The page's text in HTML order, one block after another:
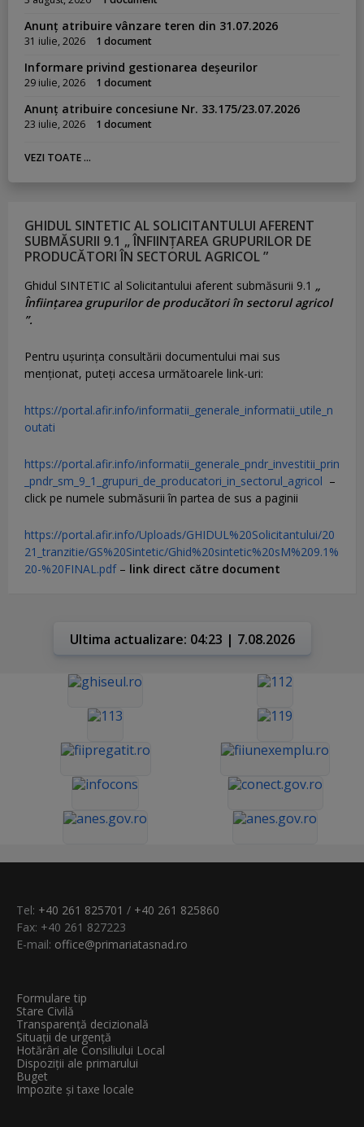
Anunț atribuire vânzare teren din 31.07.2026
31 iulie, 2026 1 document
Informare privind gestionarea deșeurilor
29 iulie, 2026 1 document
Anunț atribuire concesiune Nr. 33.175/23.07.2026
23 iulie, 2026 1 document
VEZI TOATE ...
GHIDUL SINTETIC AL SOLICITANTULUI AFERENT
SUBMĂSURII 9.1 „ ÎNFIINȚAREA GRUPURILOR DE
PRODUCĂTORI ÎN SECTORUL AGRICOL ”
Ghidul SINTETIC al Solicitantului aferent submăsurii 9.1 „
Înființarea grupurilor de producători în sectorul agricol
”.
Pentru uşurinţa consultării documentului mai sus
menţionat, puteţi accesa următoarele link-uri:
https://portal.afir.info/informatii_generale_informatii_utile_n
outati
https://portal.afir.info/informatii_generale_pndr_investitii_prin
_pndr_sm_9_1_grupuri_de_producatori_in_sectorul_agricol –
click pe numele submăsurii în partea de sus a paginii
https://portal.afir.info/Uploads/GHIDUL%20Solicitantului/20
21_tranzitie/GS%20Sintetic/Ghid%20sintetic%20sM%209.1%
20-%20FINAL.pdf– link direct către document
Ultima actualizare: 04:23 | 7.08.2026
Tel: +40 261 825701 / +40 261 825860
Fax: +40 261 827223
E-mail: office@primariatasnad.ro
Formulare tip
Stare Civilă
Transparenţă decizională
Situații de urgență
Hotărâri ale Consiliului Local
Dispoziții ale primarului
Buget
Impozite și taxe locale